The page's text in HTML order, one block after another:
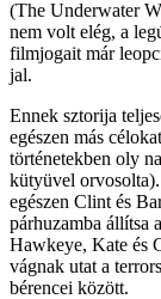
(The Underwater
nem volt elég, a
filmjogait már
jal.
Ennek sztorija
egészen más
történetekben oly
kütyüvel
egészen Clint és
párhuzamba állítsa
Hawkeye, Kate és
vágnak utat a
bérencei között.